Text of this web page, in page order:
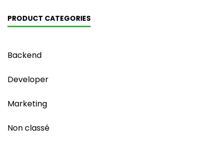
PRODUCT CATEGORIES
Backend
Developer
Marketing
Non classé